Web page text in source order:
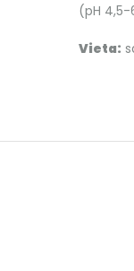
(pH 4,5-
Vieta: